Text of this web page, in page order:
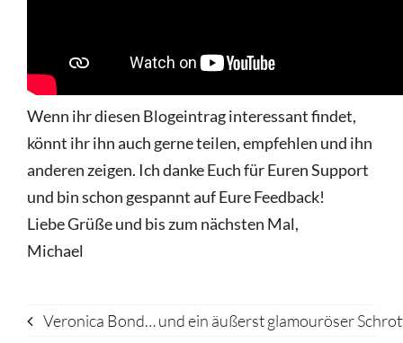
Wenn ihr diesen Blogeintrag interessant findet,
könnt ihr ihn auch gerne teilen, empfehlen und ihn
anderen zeigen. Ich danke Euch für Euren Support
und bin schon gespannt auf Eure Feedback!
Liebe Grüße und bis zum nächsten Mal,
Michael
Veronica Bond… und ein äußerst glamouröser